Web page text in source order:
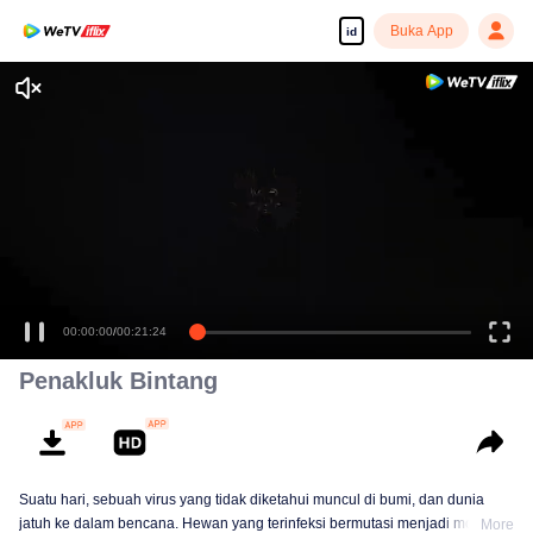
id Buka App
00:00:00/00:21:24
Penakluk Bintang
Suatu hari, sebuah virus yang tidak diketahui muncul di bumi, dan dunia
jatuh ke dalam bencana. Hewan yang terinfeksi bermutasi menjadi monster
More